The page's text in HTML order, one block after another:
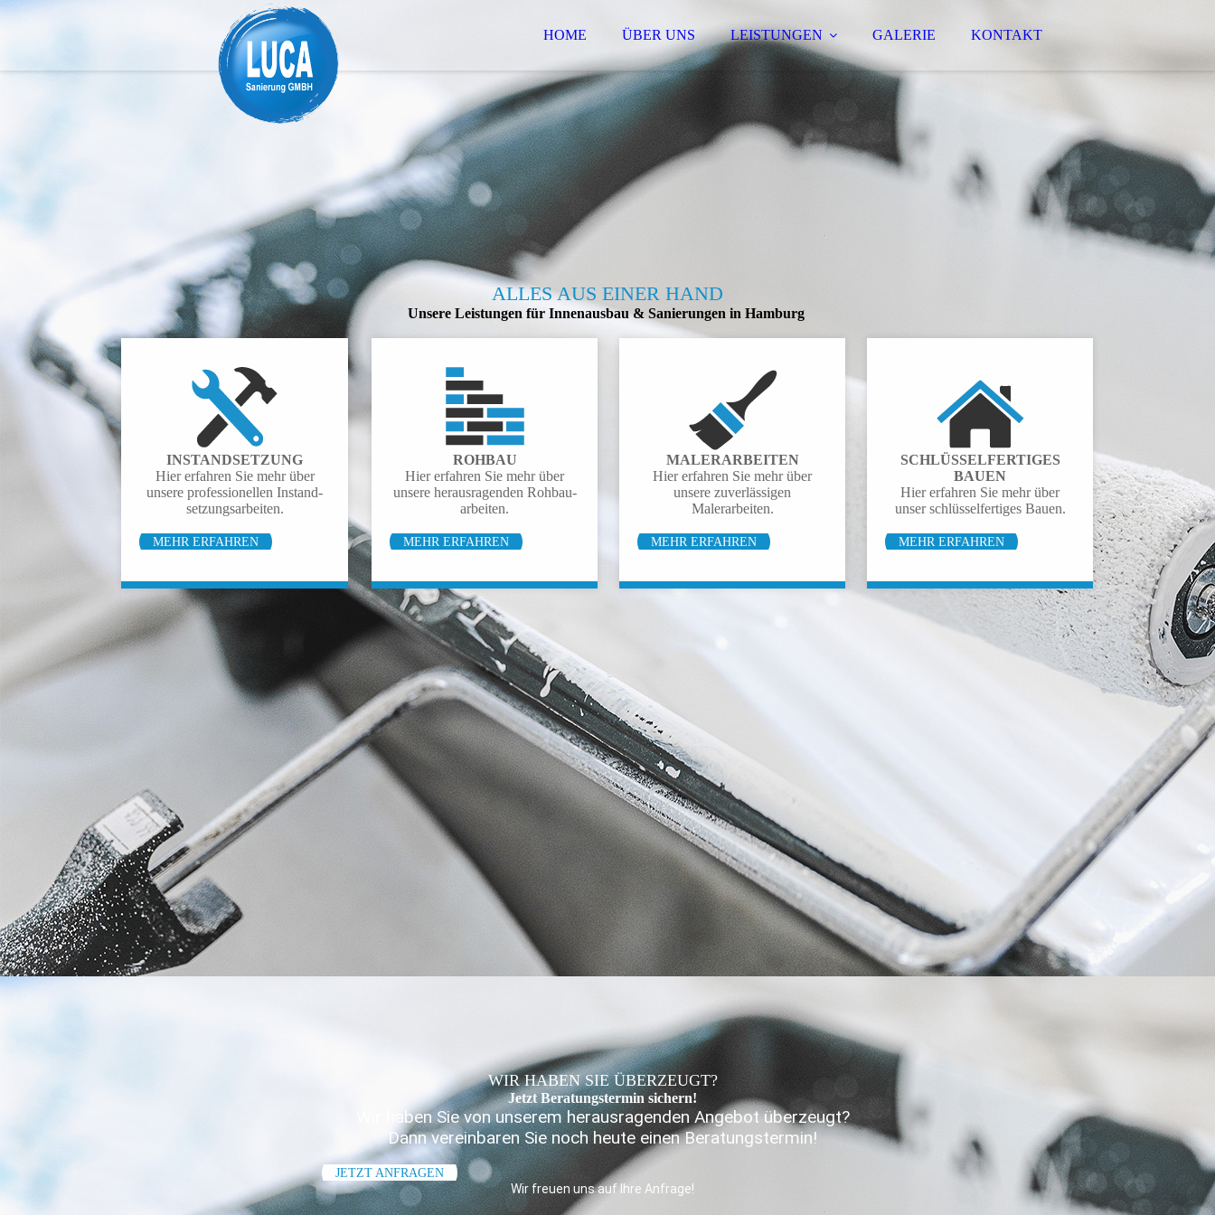
HOME ÜBER UNS LEISTUNGEN GALERIE KONTAKT
ALLES AUS EINER HAND
Unsere Leistungen für Innenausbau & Sanierungen in Hamburg
INSTAND­SETZUNG
Hier erfahren Sie mehr über
unsere pro­fessio­nellen Instand­
setzungs­­arbeiten.
MEHR ERFAHREN
ROHBAU
Hier erfahren Sie mehr über
unsere heraus­ragenden Rohbau­
arbeiten.
MEHR ERFAHREN
MALER­ARBEITEN
Hier erfahren Sie mehr über
unsere zuverlässigen
Malerarbeiten.
MEHR ERFAHREN
SCHLÜSSEL­FERTIGES
BAUEN
Hier erfahren Sie mehr über
unser schlüsselfertiges Bauen.
MEHR ERFAHREN
WIR HABEN SIE ÜBERZEUGT?
Jetzt Beratungs­termin sichern!
Wir haben Sie von unserem herausragenden Angebot überzeugt?
Dann vereinbaren Sie noch heute einen Beratungstermin!
JETZT ANFRAGEN
Wir freuen uns auf Ihre Anfrage!